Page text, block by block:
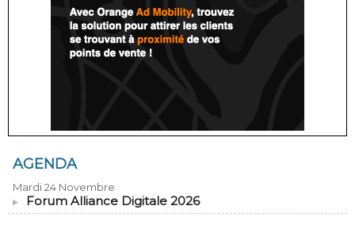
AGENDA
Mardi 24 Novembre
Forum Alliance Digitale 2026